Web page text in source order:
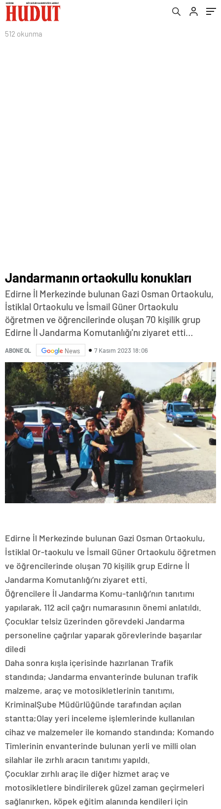
512 okunma
Jandarmanın ortaokullu konukları
Edirne İl Merkezinde bulunan Gazi Osman Ortaokulu,
İstiklal Ortaokulu ve İsmail Güner Ortaokulu
öğretmen ve öğrencilerinde oluşan 70 kişilik grup
Edirne İl Jandarma Komutanlığı'nı ziyaret etti…
ABONE OL News 7 Kasım 2023 18:06
Edirne İl Merkezinde bulunan Gazi Osman Ortaokulu,
İstiklal Or-taokulu ve İsmail Güner Ortaokulu öğretmen
ve öğrencilerinde oluşan 70 kişilik grup Edirne İl
Jandarma Komutanlığı’nı ziyaret etti.
Öğrencilere İl Jandarma Komu-tanlığı’nın tanıtımı
yapılarak, 112 acil çağrı numarasının önemi anlatıldı.
Çocuklar telsiz üzerinden görevdeki Jandarma
personeline çağrılar yaparak görevlerinde başarılar
diledi
Daha sonra kışla içerisinde hazırlanan Trafik
standında; Jandarma envanterinde bulunan trafik
malzeme, araç ve motosikletlerinin tanıtımı,
KriminalŞube Müdürlüğünde tarafından açılan
stantta;Olay yeri inceleme işlemlerinde kullanılan
cihaz ve malzemeler ile komando standında; Komando
Timlerinin envanterinde bulunan yerli ve milli olan
silahlar ile zırhlı aracın tanıtımı yapıldı.
Çocuklar zırhlı araç ile diğer hizmet araç ve
motosikletlere bindirilerek güzel zaman geçirmeleri
sağlanırken, köpek eğitim alanında kendileri için